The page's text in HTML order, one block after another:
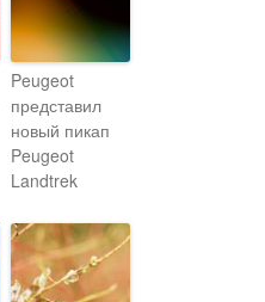
Peugeot
представил
новый пикап
Peugeot
Landtrek